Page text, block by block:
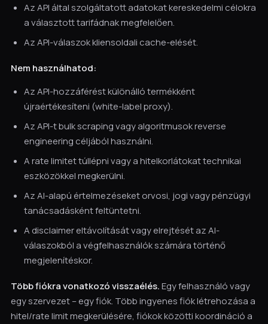
Az API által szolgáltatott adatokat kereskedelmi célokra
a választott tarifádnak megfelelően.
Az API-válaszok kliensoldali cache-elését.
Nem használhatod:
Az API-hozzáférést különálló termékként
újraértékesíteni (white-label proxy).
Az API-t bulk scraping vagy algoritmusok reverse
engineering céljából használni.
A rate limitet túllépni vagy a hitelkorlátokat technikai
eszközökkel megkerülni.
Az AI-alapú értelmezéseket orvosi, jogi vagy pénzügyi
tanácsadásként feltüntetni.
A disclaimer eltávolítását vagy elrejtését az AI-
válaszokból a végfelhasználók számára történő
megjelenítéskor.
Több fiókra vonatkozó visszaélés.Egy felhasználó vagy
egy szervezet – egy fiók. Több ingyenes fiók létrehozása a
hitel/rate limit megkerülésére, fiókok közötti koordináció a